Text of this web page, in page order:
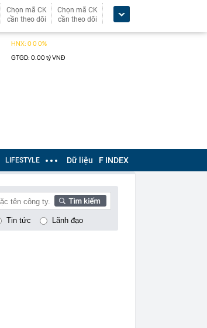
Chọn mã CK
cần theo dõi
Chọn mã CK
cần theo dõi
LIFESTYLE Dữ liệu F INDEX
Tin tức Lãnh đạo